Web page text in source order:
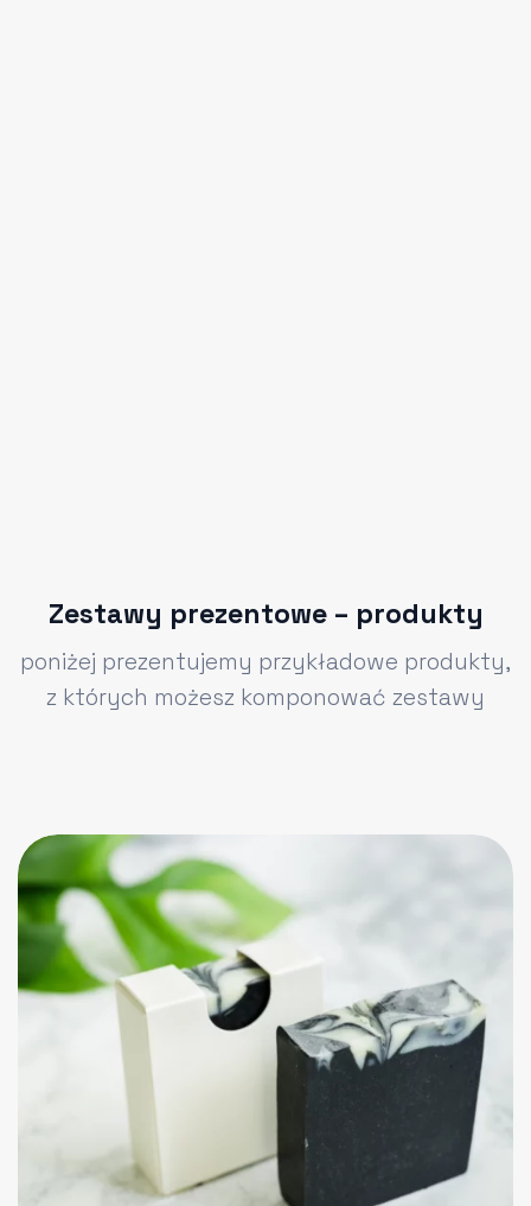
Zestawy prezentowe – produkty
poniżej prezentujemy przykładowe produkty,
z których możesz komponować zestawy